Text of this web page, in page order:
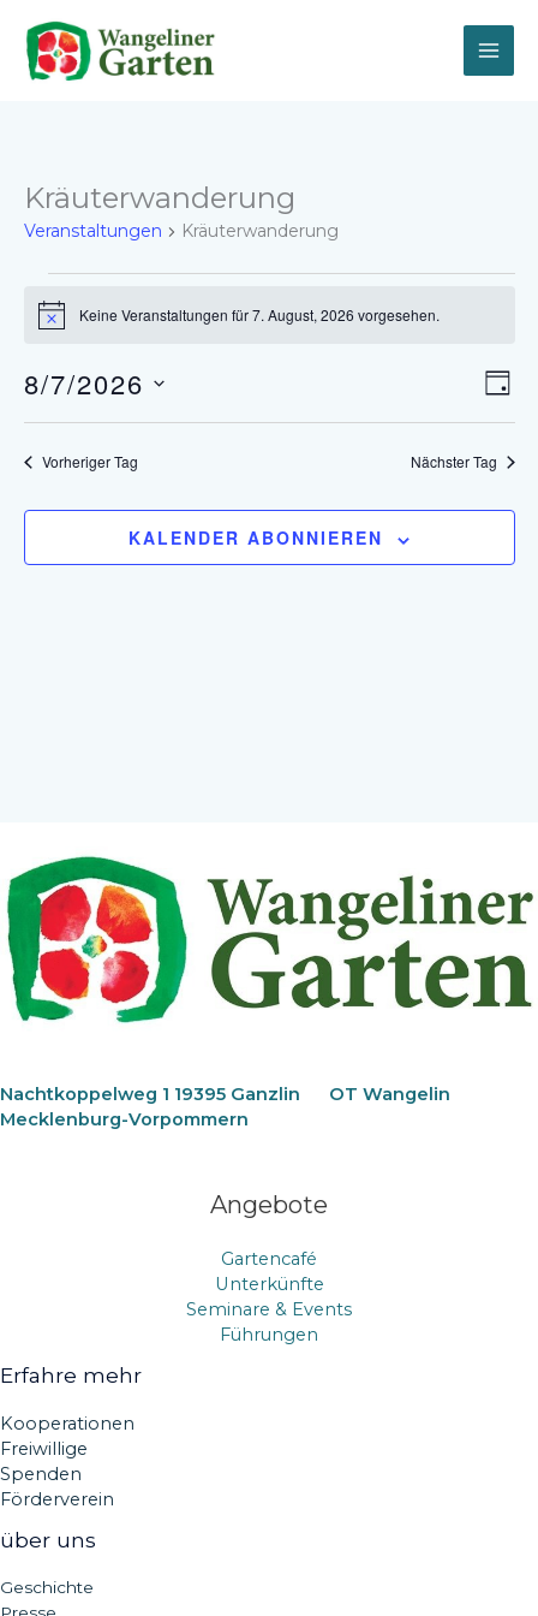
Inhalt
springen
Kräuterwanderung
Veranstaltungen Kräuterwanderung
für
2026
HinweisKeine Veranstaltungen für 7. August, 2026 vorgesehen.
TAG
8/7/2026
Vorheriger Tag Nächster Tag
KALENDER ABONNIEREN
Nachtkoppelweg 1 19395 Ganzlin OT Wangelin
Mecklenburg-Vorpommern
Angebote
Gartencafé
Unterkünfte
Seminare & Events
Führungen
Erfahre mehr
Kooperationen
Freiwillige
Spenden
Förderverein
über uns
Geschichte